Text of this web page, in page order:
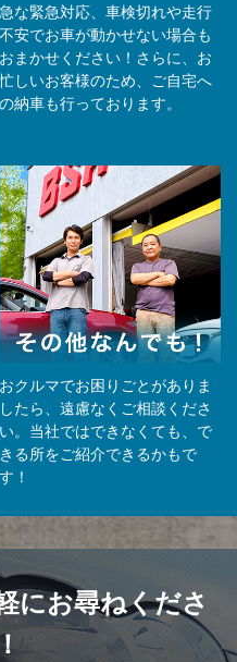
急な緊急対応、車検切れや走行
不安でお車が動かせない場合も
おまかせください！さらに、お
忙しいお客様のため、ご自宅へ
の納⾞も⾏っております。
おクルマでお困りごとがありま
したら、遠慮なくご相談くださ
い。当社ではできなくても、で
きる所をご紹介できるかもで
す！
にお尋ねくださ